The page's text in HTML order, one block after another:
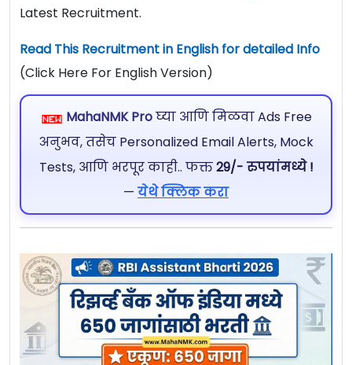
Latest Recruitment.
Read This Recruitment in English for detailed Info
(Click Here For English Version)
MahaNMK Proघ्या आणि मिळवा Ads Free
अनुभव, तसेच Personalized Email Alerts, Mock
Tests, आणि भरपूर काही.. फक्त29/- रुपयांमध्ये !
— येथे क्लिक करा